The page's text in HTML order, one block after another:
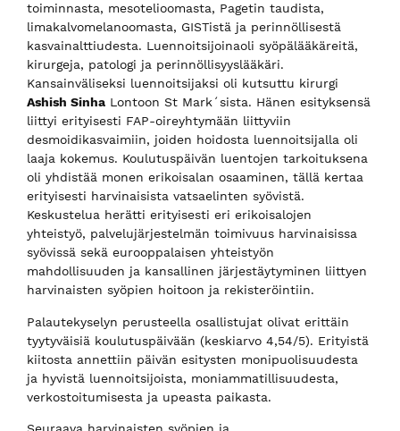
toiminnasta, mesotelioomasta, Pagetin taudista,
limakalvomelanoomasta, GISTistä ja perinnöllisestä
kasvainalttiudesta. Luennoitsijoinaoli syöpälääkäreitä,
kirurgeja, patologi ja perinnöllisyyslääkäri.
Kansainväliseksi luennoitsijaksi oli kutsuttu kirurgi
Ashish Sinha Lontoon St Mark´sista. Hänen esityksensä
liittyi erityisesti FAP-oireyhtymään liittyviin
desmoidikasvaimiin, joiden hoidosta luennoitsijalla oli
laaja kokemus. Koulutuspäivän luentojen tarkoituksena
oli yhdistää monen erikoisalan osaaminen, tällä kertaa
erityisesti harvinaisista vatsaelinten syövistä.
Keskustelua herätti erityisesti eri erikoisalojen
yhteistyö, palvelujärjestelmän toimivuus harvinaisissa
syövissä sekä eurooppalaisen yhteistyön
mahdollisuuden ja kansallinen järjestäytyminen liittyen
harvinaisten syöpien hoitoon ja rekisteröintiin.
Palautekyselyn perusteella osallistujat olivat erittäin
tyytyväisiä koulutuspäivään (keskiarvo 4,54/5). Erityistä
kiitosta annettiin päivän esitysten monipuolisuudesta
ja hyvistä luennoitsijoista, moniammatillisuudesta,
verkostoitumisesta ja upeasta paikasta.